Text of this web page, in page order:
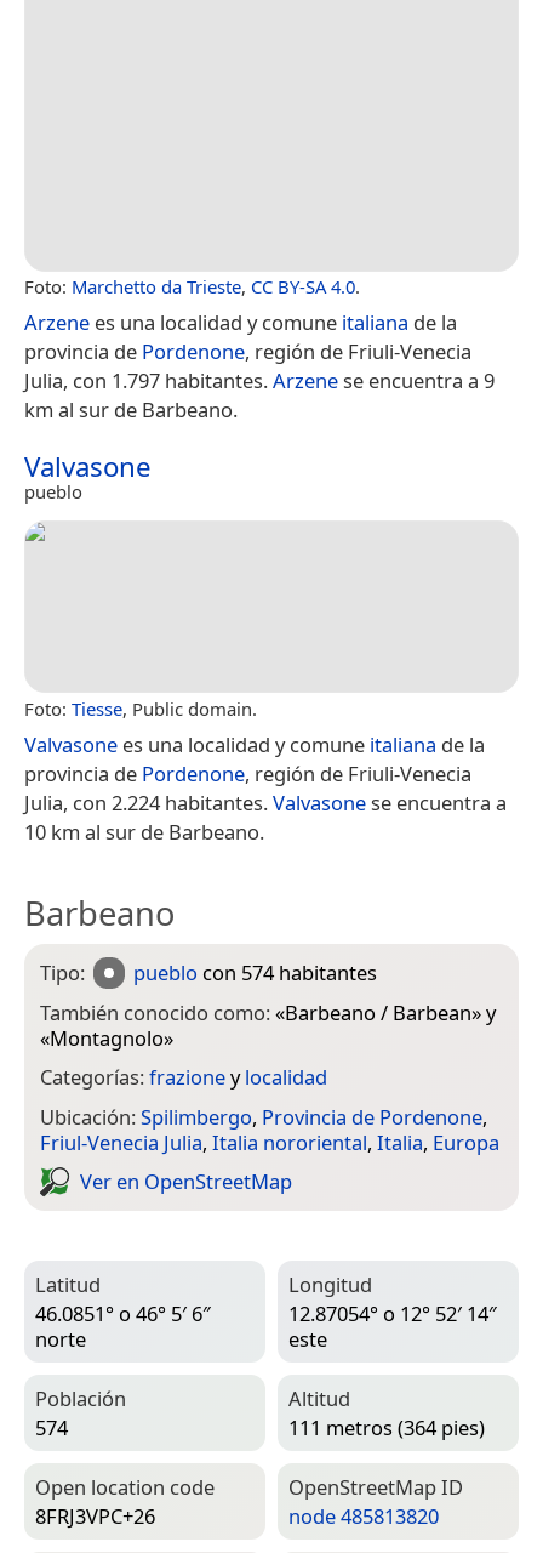
Foto: Marchetto da Trieste, CC BY-SA 4.0.
Arzene es una localidad y comune italiana de la
provincia de Pordenone, región de Friuli-Venecia
Julia, con 1.797 habitantes.Arzenese encuentra a 9
km al sur de Barbeano.
Valvasone
pueblo
Foto: Tiesse, Public domain.
Valvasone es una localidad y comune italiana de la
provincia de Pordenone, región de Friuli-Venecia
Julia, con 2.224 habitantes.Valvasonese encuentra a
10 km al sur de Barbeano.
Barbeano
Tipo: pueblo con 574 habitantes
También conocido como:«Barbeano / Barbean» y
«Montagnolo»
Categorías:frazioneylocalidad
Ubicación:Spilimbergo, Provincia de Pordenone,
Friul-Venecia Julia, Italia nororiental, Italia, Europa
Ver en Open­Street­Map
Latitud
46.0851° o 46° 5′ 6″
norte
Longitud
12.87054° o 12° 52′ 14″
este
Población
574
Altitud
111 metros (364 pies)
Open location code
8FRJ3VPC+26
Open­Street­Map ID
node 485813820